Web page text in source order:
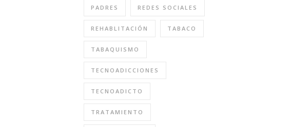
PADRES REDES SOCIALES
REHABLITACIÓN TABACO
TABAQUISMO
TECNOADICCIONES
TECNOADICTO
TRATAMIENTO